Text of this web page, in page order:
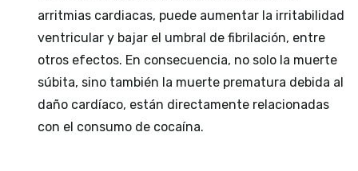
arritmias cardiacas, puede aumentar la irritabilidad
ventricular y bajar el umbral de fibrilación, entre
otros efectos. En consecuencia, no solo la muerte
súbita, sino también la muerte prematura debida al
daño cardíaco, están directamente relacionadas
con el consumo de cocaína.